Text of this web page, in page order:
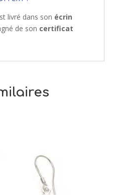
livré dans son écrin
de son certificat